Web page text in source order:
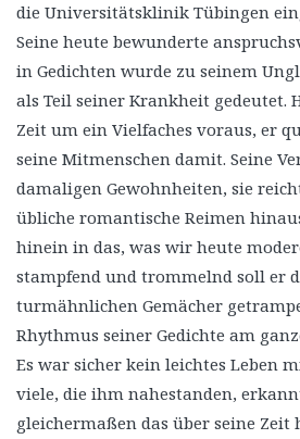
die Universitätsklinik Tübingen
Seine heute bewunderte
in Gedichten wurde zu seinem
als Teil seiner Krankheit gedeutet.
Zeit um ein Vielfaches voraus, er
seine Mitmenschen damit. Seine
damaligen Gewohnheiten, sie
übliche romantische Reimen
hinein in das, was wir heute
stampfend und trommelnd soll er
turmähnlichen Gemächer
Rhythmus seiner Gedichte am
Es war sicher kein leichtes Leben
viele, die ihm nahestanden,
gleichermaßen das über seine Zeit